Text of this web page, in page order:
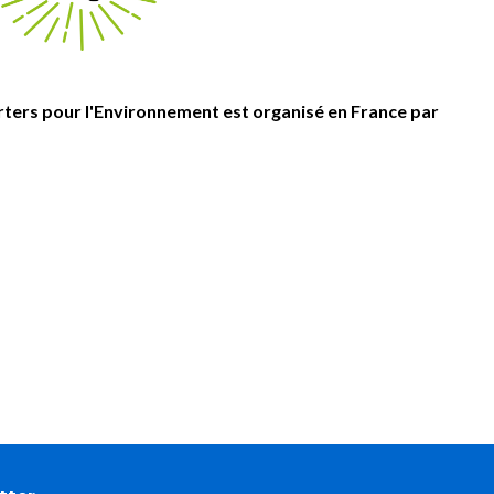
pour l'Environnement est organisé en France par